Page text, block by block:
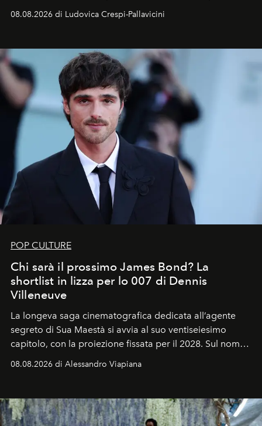
Sarà il momento in cui gli occhi si alzano verso la volta
celeste per seguire il passaggio delle
all’universo i desideri più segreti
08.08.2026 di Ludovica Crespi-Pallavicini
POP CULTURE
Chi sarà il prossimo James Bond? La
shortlist in lizza per lo 007 di Dennis
Villeneuve
La longeva saga cinematografica dedicata all’agente
segreto di Sua Maestà si avvia al suo ventiseiesimo
capitolo, con la proiezione fissata per il 2028. Sul nome
dell’attore chiamato a raccogliere l’eredità di Daniel
Craig, però, regna ancora il più assoluto riserbo.
08.08.2026 di Alessandro Viapiana